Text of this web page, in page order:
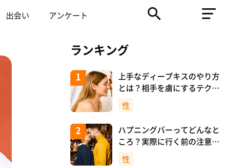
出会い アンケート
ランキング
上手なディープキスのやり方
とは？相手を虜にするテクニ
ックを紹介！
性
ハプニングバーってどんなと
ころ？実際に行く前の注意や
マナーについて！
性